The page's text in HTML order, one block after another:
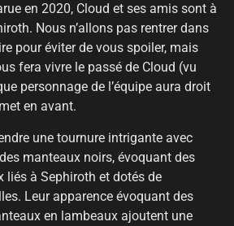
en 2020, Cloud et ses amis sont à
Nous n’allons pas rentrer dans
pour éviter de vous spoiler, mais
fera vivre le passé de Cloud (vu
personnage de l’équipe aura droit
en avant.
une tournure intrigante avec
manteaux noirs, évoquant des
liés à Sephiroth et dotés de
Leur apparence évoquant des
en lambeaux ajoutent une